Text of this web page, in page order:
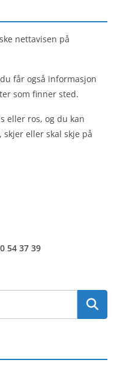
nettavisen på
får også informasjon
som finner sted.
eller ros, og du kan
eller skal skje på
54 37 39